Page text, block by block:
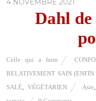
4 NOVEMBRE 2021
Dahl
Celle qui a faim
RELATIVEMENT SAIN (ENFIN
SALÉ
VÉGÉTARIEN Asie